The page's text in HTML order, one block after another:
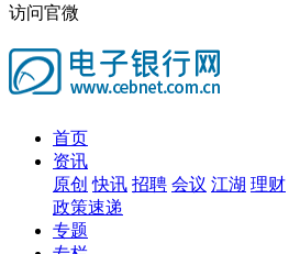
访问官微
首页
资讯
原创 快讯 招聘 会议 江湖 理财
政策速递
专题